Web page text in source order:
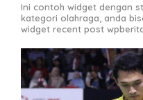
Ini contoh widget dengan
kategori olahraga, anda
widget recent post